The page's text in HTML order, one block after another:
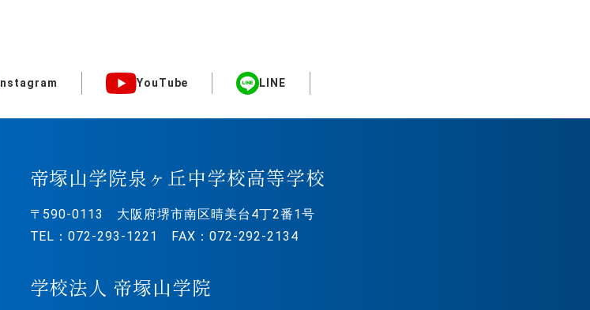
Instagram YouTube LINE
帝塚山学院泉ヶ丘中学校高等学校
〒590-0113 大阪府堺市南区晴美台4丁2番1号
TEL：072-293-1221 FAX：072-292-2134
学校法人 帝塚山学院